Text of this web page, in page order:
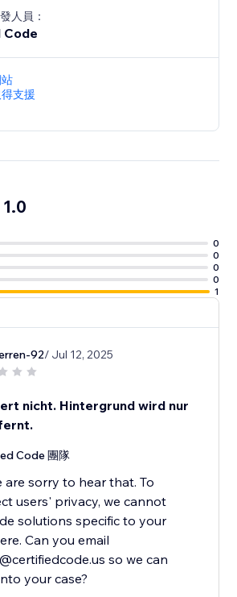
人員：
支援
0
0
0
0
1
92/ Jul 12, 2025
nicht. Hintergrund wird nur
Code 團隊
are sorry to hear that. To
users' privacy, we cannot
solutions specific to your
Can you email
so we can
your case?